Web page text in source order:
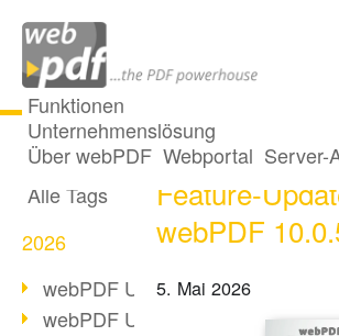
Funktionen
Unternehmenslösung
Über webPDF Webportal Server-
Alle Beiträge
Alle Tags
2026
webPDF Update 10.0.5
webPDF Update 10.0.4
Sicherheits-
Feature-
webPDF
5. Mai 2026